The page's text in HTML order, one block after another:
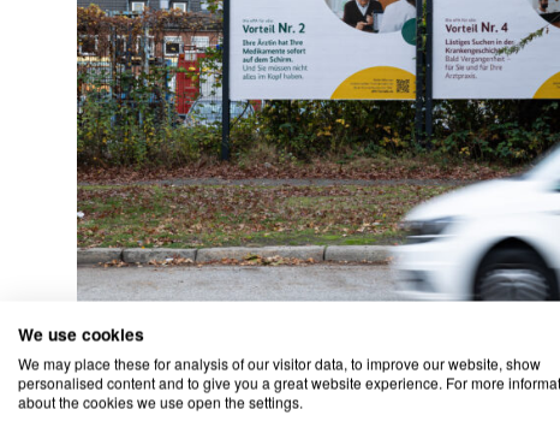
We use cookies
We may place these for analysis of our visitor data, to improve our website, show
personalised content and to give you a great website experience. For more
about the cookies we use open the settings.